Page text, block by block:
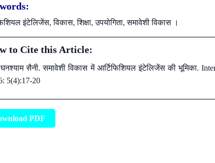
इंटेलिजेंस, विकास, शिक्षा, उपयोगिता, समावेशी विकास ।
to Cite this Article:
सैनी. समावेशी विकास में आर्टिफिशियल इंटेलिजेंस की भूमिका.
5(4):17-20
PDF